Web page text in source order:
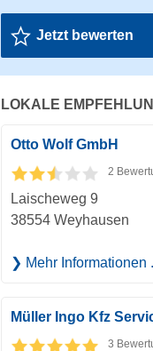
Jetzt bewerten
LOKALE
Otto Wolf GmbH
2
Laischeweg 9
38554 Weyhausen
Mehr Informationen
Müller Ingo Kfz
3